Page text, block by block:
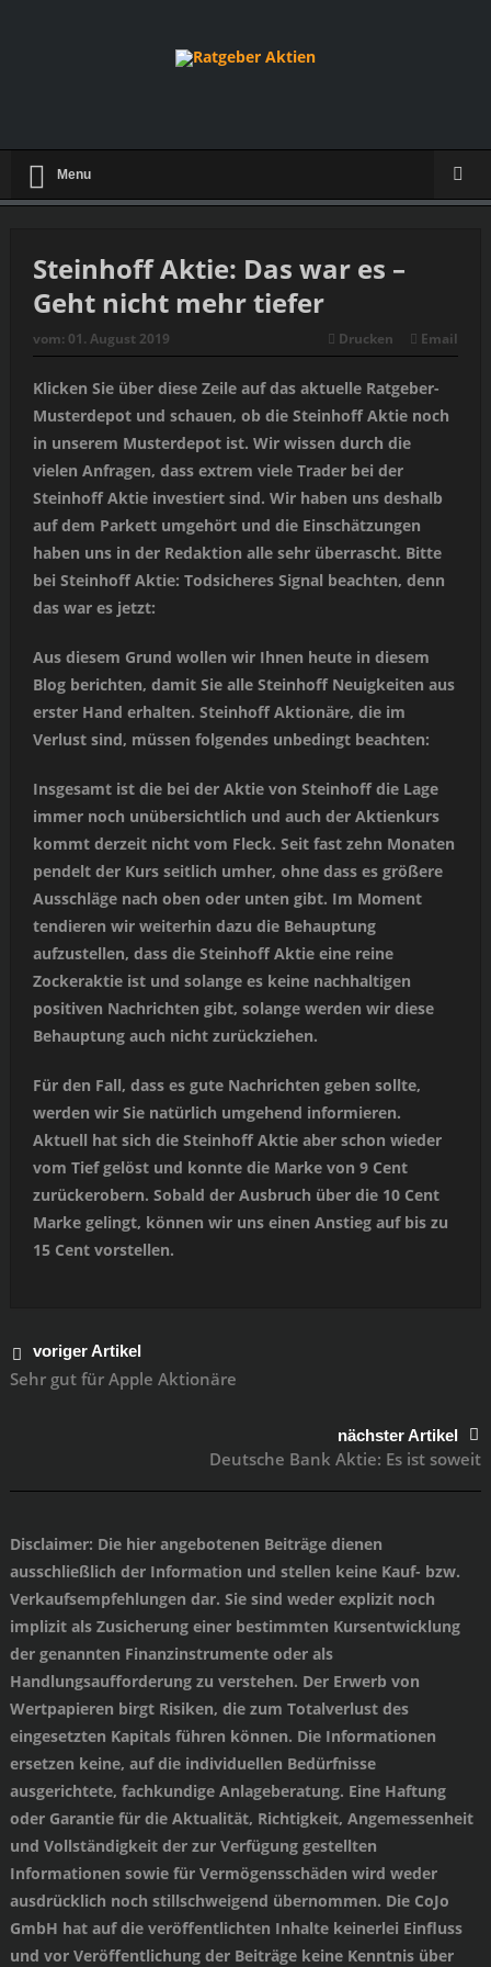
Menu
Steinhoff Aktie: Das war es –
Geht nicht mehr tiefer
vom: 01. August 2019 Drucken Email
Klicken Sie über diese Zeile auf das aktuelle Ratgeber-
Musterdepot und schauen, ob die Steinhoff Aktie noch
in unserem Musterdepot ist. Wir wissen durch die
vielen Anfragen, dass extrem viele Trader bei der
Steinhoff Aktie investiert sind. Wir haben uns deshalb
auf dem Parkett umgehört und die Einschätzungen
haben uns in der Redaktion alle sehr überrascht. Bitte
bei Steinhoff Aktie: Todsicheres Signal beachten, denn
das war es jetzt:
Aus diesem Grund wollen wir Ihnen heute in diesem
Blog berichten, damit Sie alle Steinhoff Neuigkeiten aus
erster Hand erhalten. Steinhoff Aktionäre, die im
Verlust sind, müssen folgendes unbedingt beachten:
Insgesamt ist die bei der Aktie von Steinhoff die Lage
immer noch unübersichtlich und auch der Aktienkurs
kommt derzeit nicht vom Fleck. Seit fast zehn Monaten
pendelt der Kurs seitlich umher, ohne dass es größere
Ausschläge nach oben oder unten gibt. Im Moment
tendieren wir weiterhin dazu die Behauptung
aufzustellen, dass die Steinhoff Aktie eine reine
Zockeraktie ist und solange es keine nachhaltigen
positiven Nachrichten gibt, solange werden wir diese
Behauptung auch nicht zurückziehen.
Für den Fall, dass es gute Nachrichten geben sollte,
werden wir Sie natürlich umgehend informieren.
Aktuell hat sich die Steinhoff Aktie aber schon wieder
vom Tief gelöst und konnte die Marke von 9 Cent
zurückerobern. Sobald der Ausbruch über die 10 Cent
Marke gelingt, können wir uns einen Anstieg auf bis zu
15 Cent vorstellen.
voriger Artikel
Sehr gut für Apple Aktionäre
nächster Artikel
Deutsche Bank Aktie: Es ist soweit
Disclaimer: Die hier angebotenen Beiträge dienen
ausschließlich der Information und stellen keine Kauf- bzw.
Verkaufsempfehlungen dar. Sie sind weder explizit noch
implizit als Zusicherung einer bestimmten Kursentwicklung
der genannten Finanzinstrumente oder als
Handlungsaufforderung zu verstehen. Der Erwerb von
Wertpapieren birgt Risiken, die zum Totalverlust des
eingesetzten Kapitals führen können. Die Informationen
ersetzen keine, auf die individuellen Bedürfnisse
ausgerichtete, fachkundige Anlageberatung. Eine Haftung
oder Garantie für die Aktualität, Richtigkeit, Angemessenheit
und Vollständigkeit der zur Verfügung gestellten
Informationen sowie für Vermögensschäden wird weder
ausdrücklich noch stillschweigend übernommen. Die CoJo
GmbH hat auf die veröffentlichten Inhalte keinerlei Einfluss
und vor Veröffentlichung der Beiträge keine Kenntnis über